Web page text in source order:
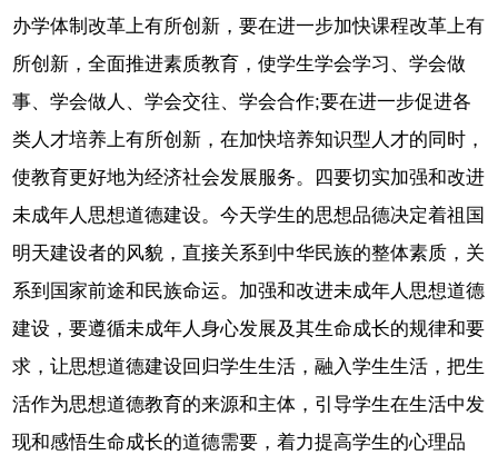
办学体制改革上有所创新，要在进一步加快课程改革上有
所创新，全面推进素质教育，使学生学会学习、学会做
事、学会做人、学会交往、学会合作;要在进一步促进各
类人才培养上有所创新，在加快培养知识型人才的同时，
使教育更好地为经济社会发展服务。四要切实加强和改进
未成年人思想道德建设。今天学生的思想品德决定着祖国
明天建设者的风貌，直接关系到中华民族的整体素质，关
系到国家前途和民族命运。加强和改进未成年人思想道德
建设，要遵循未成年人身心发展及其生命成长的规律和要
求，让思想道德建设回归学生生活，融入学生生活，把生
活作为思想道德教育的来源和主体，引导学生在生活中发
现和感悟生命成长的道德需要，着力提高学生的心理品